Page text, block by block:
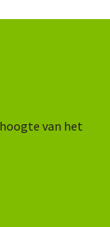
van het